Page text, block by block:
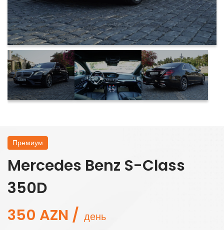
Премиум
Mercedes Benz S-Class
350D
350 AZN / день